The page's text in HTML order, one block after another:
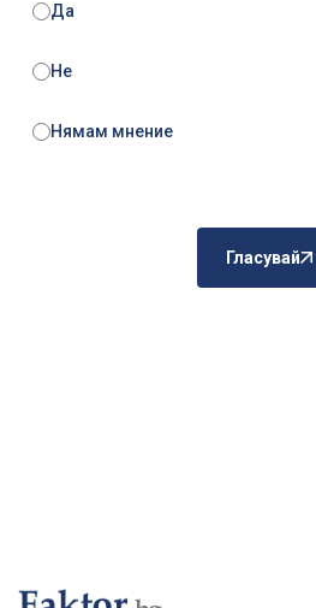
Да
Не
Нямам мнение
Гласувай